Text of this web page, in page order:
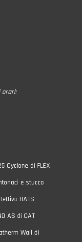
orari:
Cyclone di FLEX
e stucco
HATS
AS di CAT
Wall di